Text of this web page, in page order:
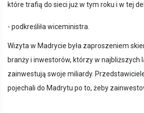
które trafią do sieci już w tym roku i w tej
- podkreśliła wiceministra.
Wizyta w Madrycie była zaproszeniem
branży i inwestorów, którzy w najbliższych
zainwestują swoje miliardy.
pojechali do Madrytu po to, żeby